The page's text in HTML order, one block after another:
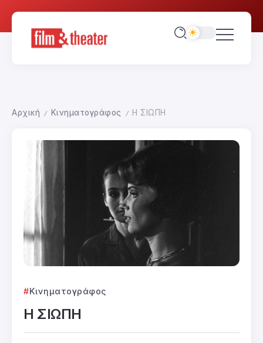
Αρχική / Κινηματογράφος / Η ΣΙΩΠΗ
Κινηματογράφος
Η ΣΙΩΠΗ